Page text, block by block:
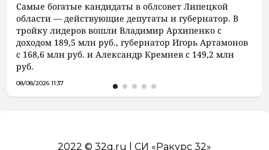
Самые богатые кандидаты в облсовет Липецкой
области — действующие депутаты и губернатор. В
тройку лидеров вошли Владимир Архипенко с
доходом 189,5 млн руб., губернатор Игорь Артамонов
с 168,6 млн руб. и Александр Кремнев с 149,2 млн
руб.
08/08/2026 11:37
2022 © 32q.ru | СИ «Ракурс 32»